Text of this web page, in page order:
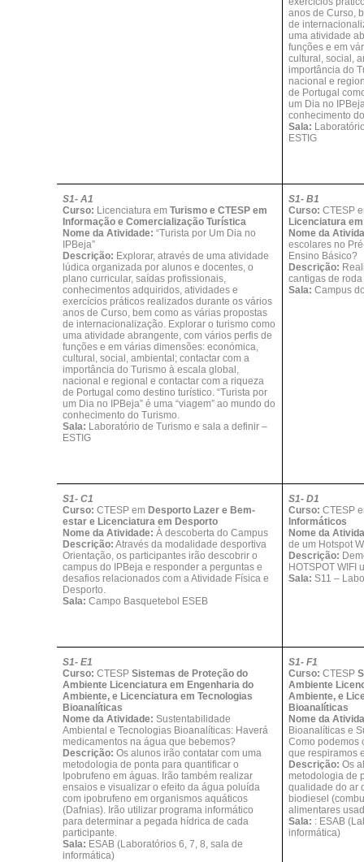
anos de Curso,
de
uma atividade
funções e em
cultural, social,
importância do
nacional e
de Portugal
um Dia no
conhecimento
Sala:
ESTIG
S1- A1
Curso: Licenciatura emTurismo e CTESP em
Informação e Comercialização Turística
Nome da Atividade: “Turista por Um Dia no
IPBeja”
Descrição: Explorar, através de uma atividade
lúdica organizada por alunos e docentes, o
plano curricular, saídas profissionais,
conhecimentos adquiridos, atividades e
exercícios práticos realizados durante os vários
anos de Curso, bem como as várias propostas
de internacionalização. Explorar o turismo como
uma atividade abrangente, com vários perfis de
funções e em várias dimensões: económica,
cultural, social, ambiental; contactar com a
importância do Turismo à escala global,
nacional e regional e contactar com a riqueza
de Portugal como destino turístico. “Turista por
um Dia no IPBeja” é uma “viagem” ao mundo do
conhecimento do Turismo.
Sala: Laboratório de Turismo e sala a definir –
ESTIG
S1- B1
Curso:CTESP
Licenciatura
Nome da
escolares no
Ensino Básico?
Descrição:
cantigas de
Sala:Campus
S1- C1
Curso:CTESP em Desporto Lazer e Bem-
estar e Licenciatura em Desporto
Nome da Atividade: À descoberta do Campus
Descrição: Através da modalidade desportiva
Orientação, os participantes irão descobrir o
campus do IPBeja e responder a perguntas e
desafios relacionados com a Atividade Física e
Desporto.
Sala:Campo Basquetebol ESEB
S1- D1
Curso:CTESP
Informáticos
Nome da
de um Hotspot
Descrição:
HOTSPOT WIFI
Sala:S11 –
S1- E1
Curso:CTESPSistemas de Proteção do
Ambiente Licenciatura em Engenharia do
Ambiente, e Licenciatura em Tecnologias
Bioanalíticas
Nome da Atividade:Sustentabilidade
Ambiental e Tecnologias Bioanalíticas: Haverá
medicamentos na água que bebemos?
Descrição: Os alunos irão contatar com uma
metodologia de ponta para quantificar o
Ipobrufeno em águas. Irão também realizar
ensaios e visualizar o efeito da água poluída
com ipobrufeno em organismos aquáticos
(Dafnias). Irão utilizar programa informático
para determinar a pegada hídrica de cada
participante.
Sala: ESAB (Laboratórios 6, 7, 8, sala de
informática)
S1- F1
Curso:CTESP
Ambiente
Ambiente, e
Bioanalíticas
Nome da
Bioanalíticas e
Como podemos
que respiramos
Descrição: Os
metodologia de
qualidade do ar
biodiesel
alimentares
Sala: : ESAB
informática)